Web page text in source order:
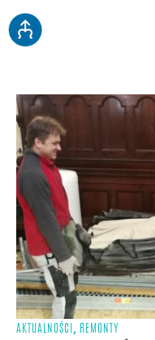
AKTUALNOŚCI , REMONTY